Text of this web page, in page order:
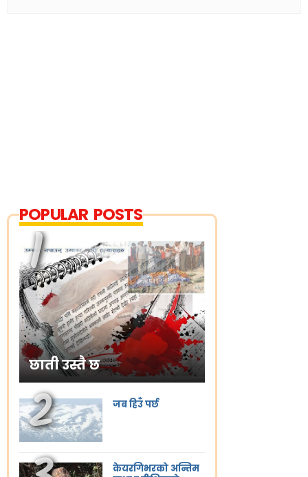
POPULAR POSTS
छाती उस्तै छ
जब हिउँ पर्छ
केयरगिभरको अन्तिम